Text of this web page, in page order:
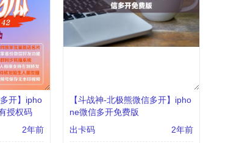
开】ipho
授权码
2年前
【斗战神-北极熊微信多开】ipho
ne微信多开免费版
出卡码
2年前